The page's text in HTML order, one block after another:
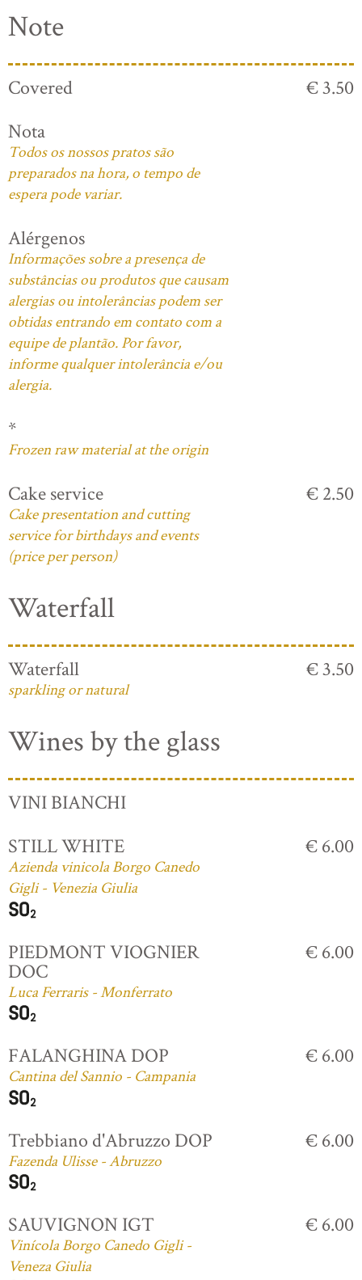
Note
Covered
€ 3.50
Nota
Todos os nossos pratos são
preparados na hora, o tempo de
espera pode variar.
Alérgenos
Informações sobre a presença de
substâncias ou produtos que causam
alergias ou intolerâncias podem ser
obtidas entrando em contato com a
equipe de plantão. Por favor,
informe qualquer intolerância e/ou
alergia.
*
Frozen raw material at the origin
Cake service
Cake presentation and cutting
service for birthdays and events
(price per person)
€ 2.50
Waterfall
Waterfall
sparkling or natural
€ 3.50
Wines by the glass
VINI BIANCHI
STILL WHITE
Azienda vinicola Borgo Canedo
Gigli - Venezia Giulia
€ 6.00
PIEDMONT VIOGNIER
DOC
Luca Ferraris - Monferrato
€ 6.00
FALANGHINA DOP
Cantina del Sannio - Campania
€ 6.00
Trebbiano d'Abruzzo DOP
Fazenda Ulisse - Abruzzo
€ 6.00
SAUVIGNON IGT
Vinícola Borgo Canedo Gigli -
Veneza Giulia
€ 6.00